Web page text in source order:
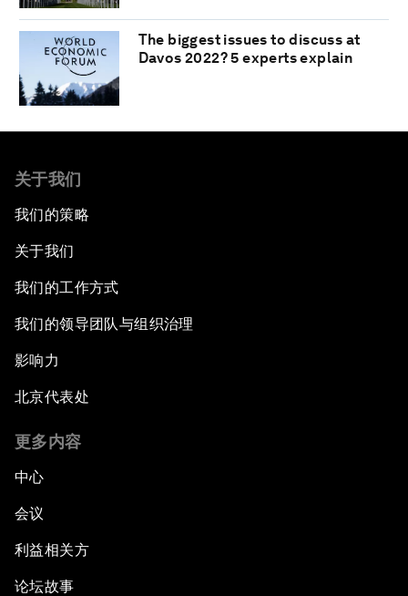
The biggest issues to discuss at
Davos 2022? 5 experts explain
关于我们
我们的策略
关于我们
我们的工作方式
我们的领导团队与组织治理
影响力
北京代表处
更多内容
中心
会议
利益相关方
论坛故事